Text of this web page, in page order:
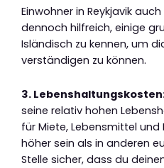
Einwohner in Reykjavik
dennoch hilfreich, einige
Isländisch zu kennen, um
verständigen zu können.
3.
seine relativ hohen
für Miete, Lebensmittel
höher sein als in anderen
Stelle sicher, dass du